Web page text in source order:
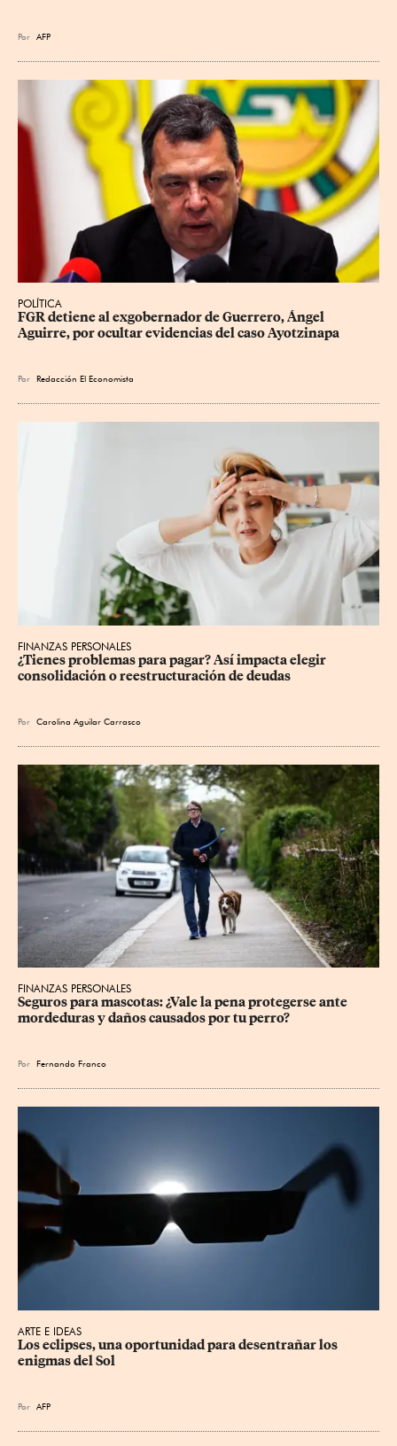
Por AFP
POLÍTICA
FGR detiene al exgobernador de Guerrero, Ángel
Aguirre, por ocultar evidencias del caso Ayotzinapa
Por Redacción El Economista
FINANZAS PERSONALES
¿Tienes problemas para pagar? Así impacta elegir
consolidación o reestructuración de deudas
Por Carolina Aguilar Carrasco
FINANZAS PERSONALES
Seguros para mascotas: ¿Vale la pena protegerse ante
mordeduras y daños causados por tu perro?
Por Fernando Franco
ARTE E IDEAS
Los eclipses, una oportunidad para desentrañar los
enigmas del Sol
Por AFP